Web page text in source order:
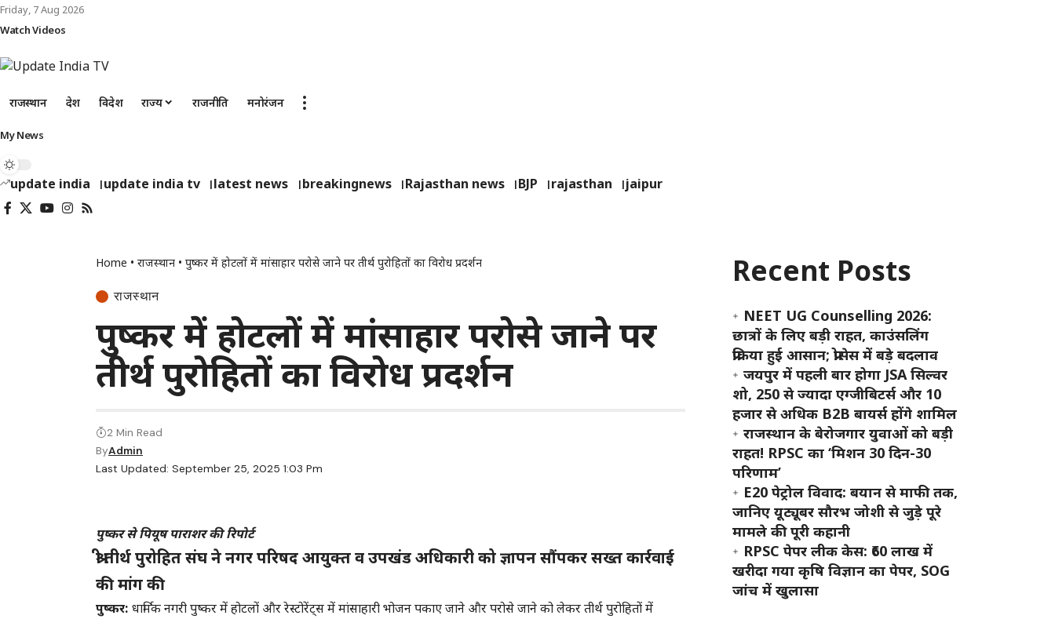
Friday, 7 Aug 2026
Watch Videos
राजस्थान देश विदेश राज्य राजनीति मनोरंजन
My News
update india update india tv latest news breakingnews Rajasthan news BJP rajasthan jaipur
Home • राजस्थान • पुष्कर में होटलों में मांसाहार परोसे जाने पर तीर्थ पुरोहितों का विरोध प्रदर्शन
राजस्थान
पुष्कर में होटलों में मांसाहार परोसे जाने पर
तीर्थ पुरोहितों का विरोध प्रदर्शन
Last Updated: September 25, 2025 1:03 Pm
ByAdmin
2 Min Read
पुष्कर से पियूष पाराशर की रिपोर्ट
श्री तीर्थ पुरोहित संघ ने नगर परिषद आयुक्त व उपखंड अधिकारी को ज्ञापन सौंपकर सख्त कार्रवाई
की मांग की
पुष्कर: धार्मिक नगरी पुष्कर में होटलों और रेस्टोरेंट्स में मांसाहारी भोजन पकाए जाने और परोसे जाने को लेकर तीर्थ पुरोहितों में
Recent Posts
NEET UG Counselling 2026:
छात्रों के लिए बड़ी राहत, काउंसलिंग
प्रक्रिया हुई आसान; प्रोसेस में बड़े बदलाव
जयपुर में पहली बार होगा JSA सिल्वर
शो, 250 से ज्यादा एग्जीबिटर्स और 10
हजार से अधिक B2B बायर्स होंगे शामिल
राजस्थान के बेरोजगार युवाओं को बड़ी
राहत! RPSC का ‘मिशन 30 दिन-30
परिणाम’
E20 पेट्रोल विवाद: बयान से माफी तक,
जानिए यूट्यूबर सौरभ जोशी से जुड़े पूरे
मामले की पूरी कहानी
RPSC पेपर लीक केस: ₹60 लाख में
खरीदा गया कृषि विज्ञान का पेपर, SOG
जांच में खुलासा